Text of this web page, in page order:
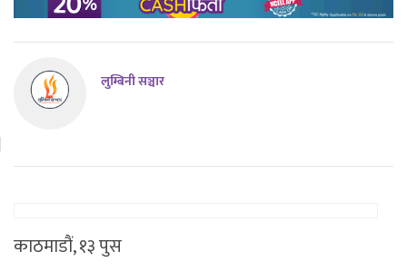
लुम्बिनी सञ्चार
काठमाडाैं, १३ पुस